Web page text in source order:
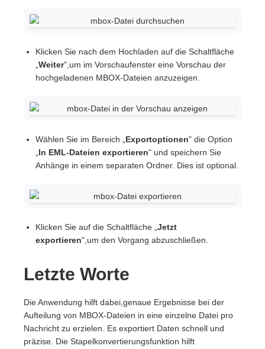
Klicken Sie nach dem Hochladen auf die Schaltfläche
„Weiter",um im Vorschaufenster eine Vorschau der
hochgeladenen MBOX-Dateien anzuzeigen.
Wählen Sie im Bereich „Exportoptionen" die Option
„In EML-Dateien exportieren" und speichern Sie
Anhänge in einem separaten Ordner. Dies ist optional.
Klicken Sie auf die Schaltfläche „Jetzt
exportieren",um den Vorgang abzuschließen.
Letzte Worte
Die Anwendung hilft dabei,genaue Ergebnisse bei der
Aufteilung von MBOX-Dateien in eine einzelne Datei pro
Nachricht zu erzielen. Es exportiert Daten schnell und
präzise. Die Stapelkonvertierungsfunktion hilft